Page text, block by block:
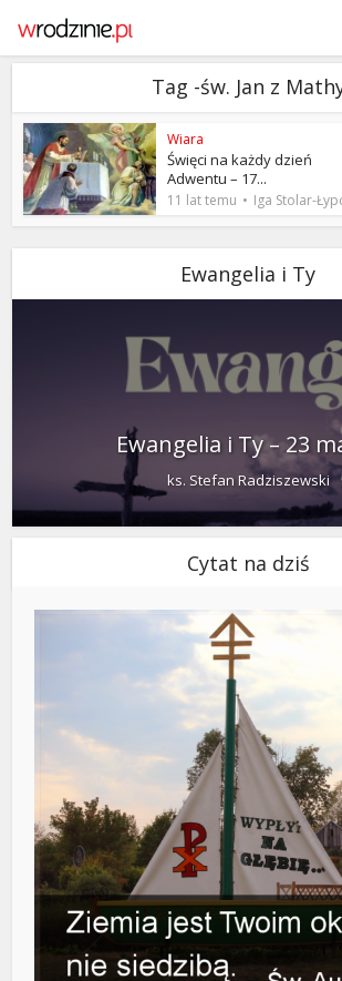
Tag -św. Jan z
Wiara
Święci na każdy dzień
Adwentu – 17...
11 lat temu Iga Stolar-
Ewangelia i Ty
Ewangelia i Ty – 23
ks. Stefan Radziszewski
Cytat na dziś